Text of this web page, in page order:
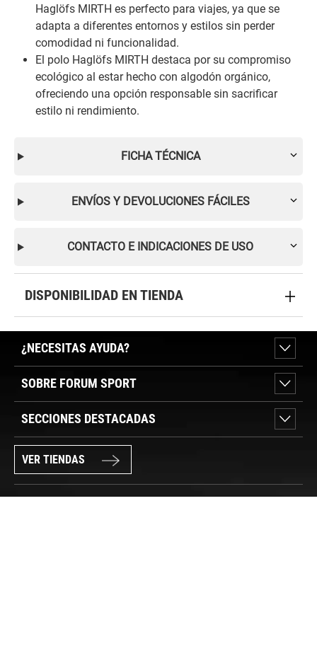
Haglöfs MIRTH es perfecto para viajes, ya que se
adapta a diferentes entornos y estilos sin perder
comodidad ni funcionalidad.
El polo Haglöfs MIRTH destaca por su compromiso
ecológico al estar hecho con algodón orgánico,
ofreciendo una opción responsable sin sacrificar
estilo ni rendimiento.
FICHA TÉCNICA
ENVÍOS Y DEVOLUCIONES FÁCILES
CONTACTO E INDICACIONES DE USO
DISPONIBILIDAD EN TIENDA
¿NECESITAS AYUDA?
SOBRE FORUM SPORT
SECCIONES DESTACADAS
VER TIENDAS